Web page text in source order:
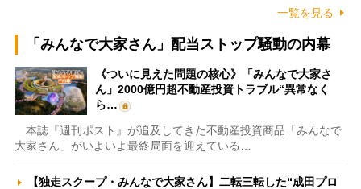
一覧を見る
「みんなで大家さん」配当ストップ騒動の内幕
《ついに見えた問題の核心》「みんなで大家さ
ん」2000億円超不動産投資トラブル“異常なく
ら…
本誌『週刊ポスト』が追及してきた不動産投資商品「みんなで
大家さん」がいよいよ最終局面を迎えている…
【独走スクープ・みんなで大家さん】二転三転した“成田プロ